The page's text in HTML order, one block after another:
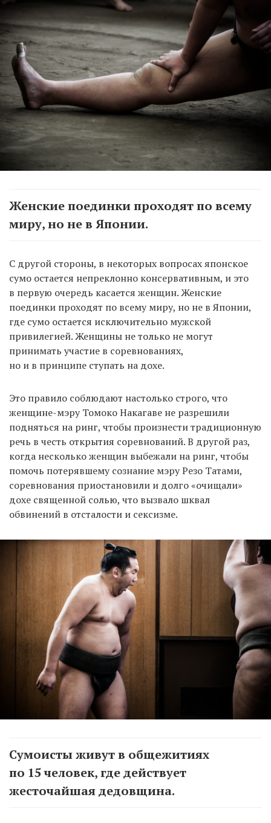
Женские поединки проходят по всему
миру, но не в Японии.
С другой стороны, в некоторых вопросах японское
сумо остается непреклонно консервативным, и это
в первую очередь касается женщин. Женские
поединки проходят по всему миру, но не в Японии,
где сумо остается исключительно мужской
привилегией. Женщины не только не могут
принимать участие в соревнованиях,
но и в принципе ступать на дохе.
Это правило соблюдают настолько строго, что
женщине-мэру Томоко Накагаве не разрешили
подняться на ринг, чтобы произнести традиционную
речь в честь открытия соревнований. В другой раз,
когда несколько женщин выбежали на ринг, чтобы
помочь потерявшему сознание мэру Резо Татами,
соревнования приостановили и долго «очищали»
дохе священной солью, что вызвало шквал
обвинений в отсталости и сексизме.
Сумоисты живут в общежитиях
по 15 человек, где действует
жесточайшая дедовщина.